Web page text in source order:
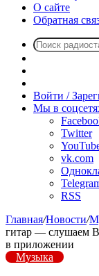
О сайте
Обратная
радио
Войти /
Мы в
Twitter
vk.com
RSS
Главная/Новости/
гитар — слушаем
в приложении
Музыка